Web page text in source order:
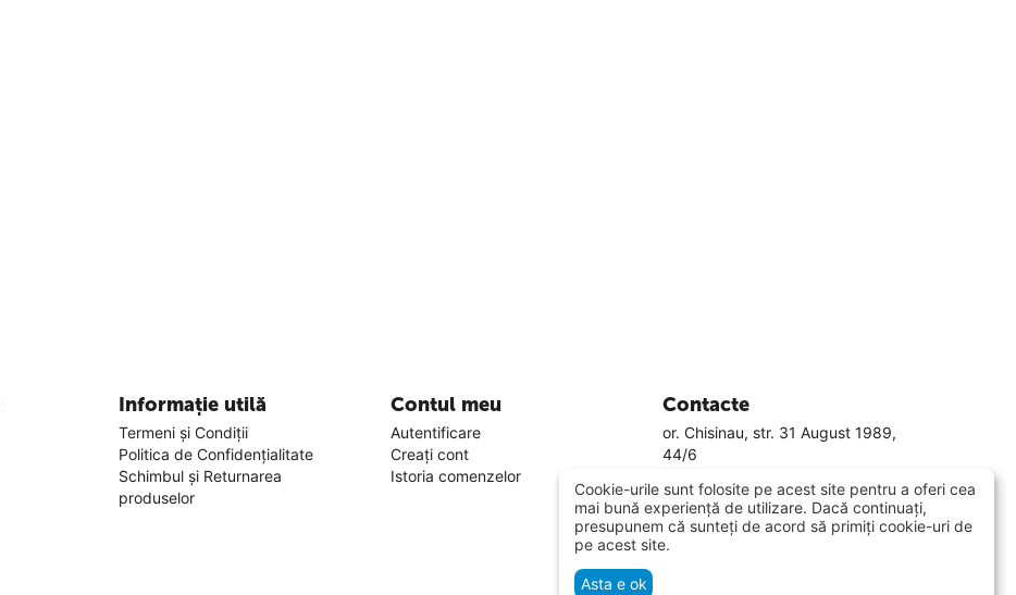
Informație utilă
Termeni și Condiții
Politica de Confidențialitate
Schimbul și Returnarea
produselor
Contul meu
Autentificare
Creați cont
Istoria comenzelor
Contacte
or. Chisinau, str. 31 August 1989,
44/6
022 800 808
Luni-Vineri 9.00 - 18.00
Sâmbăta 10.00 - 14.00
Cookie-urile sunt folosite pe acest site pentru a oferi cea
mai bună experiență de utilizare. Dacă continuați,
presupunem că sunteți de acord să primiți cookie-uri de
pe acest site.
Asta e ok